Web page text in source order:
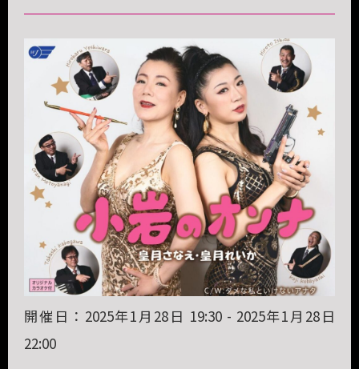
開催日：2025年1月28日 19:30 - 2025年1月28日
22:00